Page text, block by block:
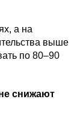
а на
выше
по 80–90
снижают